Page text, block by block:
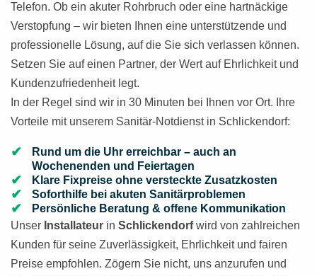
Telefon. Ob ein akuter Rohrbruch oder eine hartnäckige
Verstopfung – wir bieten Ihnen eine unterstützende und
professionelle Lösung, auf die Sie sich verlassen können.
Setzen Sie auf einen Partner, der Wert auf Ehrlichkeit und
Kundenzufriedenheit legt.
In der Regel sind wir in 30 Minuten bei Ihnen vor Ort. Ihre
Vorteile mit unserem Sanitär-Notdienst in Schlickendorf:
Rund um die Uhr erreichbar – auch an
Wochenenden und Feiertagen
Klare Fixpreise ohne versteckte Zusatzkosten
Soforthilfe bei akuten Sanitärproblemen
Persönliche Beratung & offene Kommunikation
Unser Installateur in Schlickendorfwird von zahlreichen
Kunden für seine Zuverlässigkeit, Ehrlichkeit und fairen
Preise empfohlen. Zögern Sie nicht, uns anzurufen und